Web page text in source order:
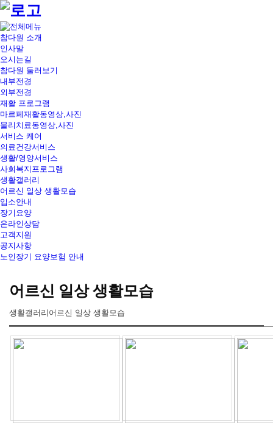
참다원 소개
인사말
오시는길
참다원 둘러보기
내부전경
외부전경
재활 프로그램
마르페재활동영상,사진
물리치료동영상,사진
서비스 케어
의료건강서비스
생활/영양서비스
사회복지프로그램
생활갤러리
어르신 일상 생활모습
입소안내
장기요양
온라인상담
고객지원
공지사항
노인장기 요양보험 안내
어르신 일상 생활모습
생활갤러리 어르신 일상 생활모습